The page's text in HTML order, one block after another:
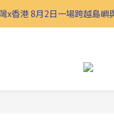
x香港 8月2日一場跨越島嶼